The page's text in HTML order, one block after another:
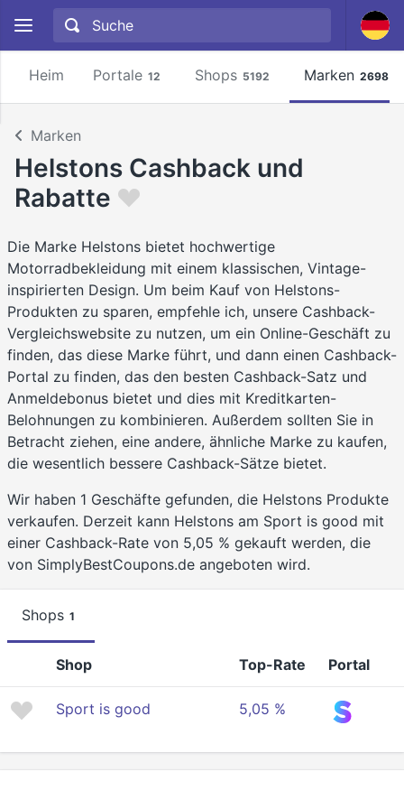
Heim Portale 12 Shops 5192 Marken 2698
Marken
Helstons Cashback und
Rabatte
Die Marke Helstons bietet hochwertige
Motorradbekleidung mit einem klassischen, Vintage-
inspirierten Design. Um beim Kauf von Helstons-
Produkten zu sparen, empfehle ich, unsere Cashback-
Vergleichswebsite zu nutzen, um ein Online-Geschäft zu
finden, das diese Marke führt, und dann einen Cashback-
Portal zu finden, das den besten Cashback-Satz und
Anmeldebonus bietet und dies mit Kreditkarten-
Belohnungen zu kombinieren. Außerdem sollten Sie in
Betracht ziehen, eine andere, ähnliche Marke zu kaufen,
die wesentlich bessere Cashback-Sätze bietet.
Wir haben 1 Geschäfte gefunden, die Helstons Produkte
verkaufen. Derzeit kann Helstons am Sport is good mit
einer Cashback-Rate von 5,05 % gekauft werden, die
von SimplyBestCoupons.de angeboten wird.
Shops 1
Shop Top-Rate Portal
Sport is good 5,05 %